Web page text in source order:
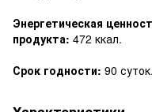
Энергетическая
продукта: 472 ккал.
Срок годности: 90 суток.